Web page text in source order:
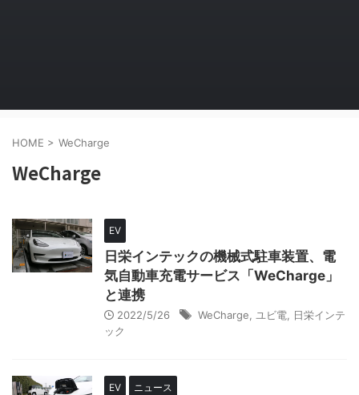
HOME > WeCharge
WeCharge
EV
日栄インテックの機械式駐車装置、電
気自動車充電サービス「WeCharge」
と連携
2022/5/26 WeCharge ユビ電
日栄インテ
ック
EV ニュース